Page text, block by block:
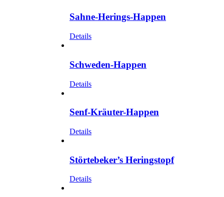
Sahne-Herings-Happen
Details
Schweden-Happen
Details
Senf-Kräuter-Happen
Details
Störtebeker’s Heringstopf
Details